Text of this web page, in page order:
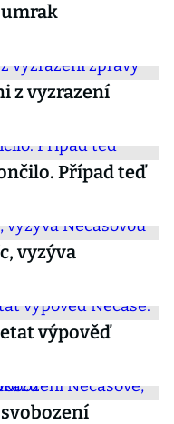
z vyzrazení
Případ teď
vyzýva
výpověď